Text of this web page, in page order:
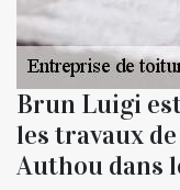
Brun Luigi
les travaux
Authou dans